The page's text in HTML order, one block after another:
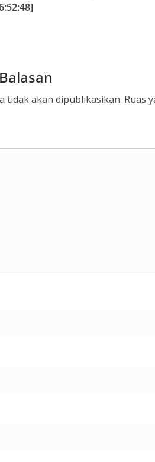
tidak akan dipublikasikan. Ruas